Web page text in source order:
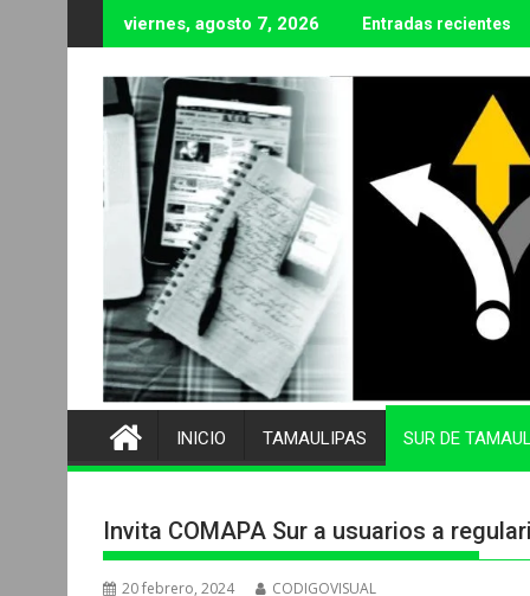
al
contenido
viernes, agosto 7, 2026 Entradas recientes
INICIO TAMAULIPAS SUR DE
Invita COMAPA Sur a usuarios a
20 febrero, 2024 CODIGOVISUAL